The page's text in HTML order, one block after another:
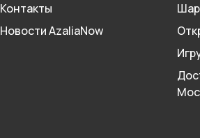
Контакты
Новости AzaliaNow